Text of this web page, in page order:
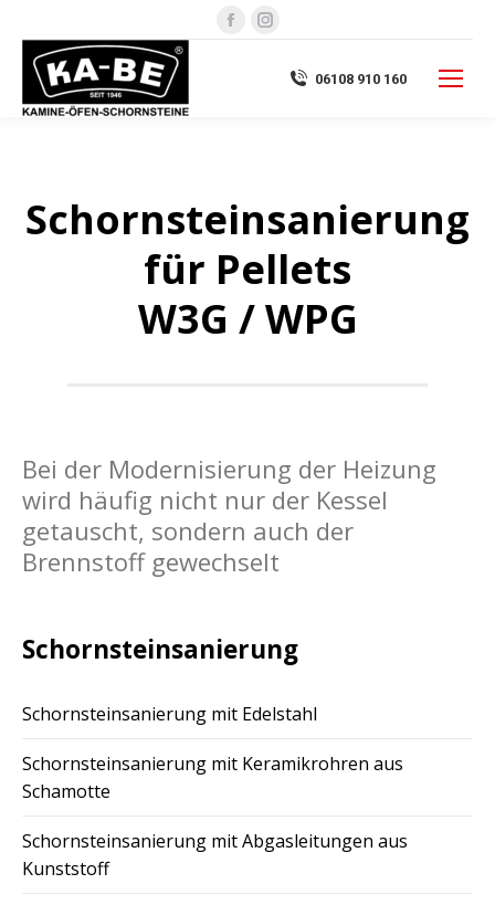
Facebook
Instagram
opens06108 910 160
Schornsteinsanierung
für Pellets
W3G / WPG
Bei der Modernisierung der Heizung
wird häufig nicht nur der Kessel
getauscht, sondern auch der
Brennstoff gewechselt
Schornsteinsanierung
Schornsteinsanierung mit Edelstahl
Schornsteinsanierung mit Keramikrohren aus
Schamotte
Schornsteinsanierung mit Abgasleitungen aus
Kunststoff